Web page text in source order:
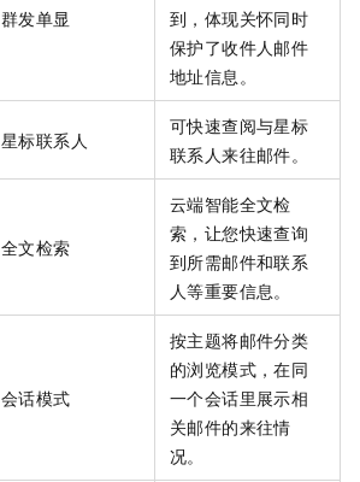
群发单显
到，体现关怀同时
保护了收件人邮件
地址信息。
星标联系人
可快速查阅与星标
联系人来往邮件。
全文检索
云端智能全文检
索，让您快速查询
到所需邮件和联系
人等重要信息。
会话模式
按主题将邮件分类
的浏览模式，在同
一个会话里展示相
关邮件的来往情
况。